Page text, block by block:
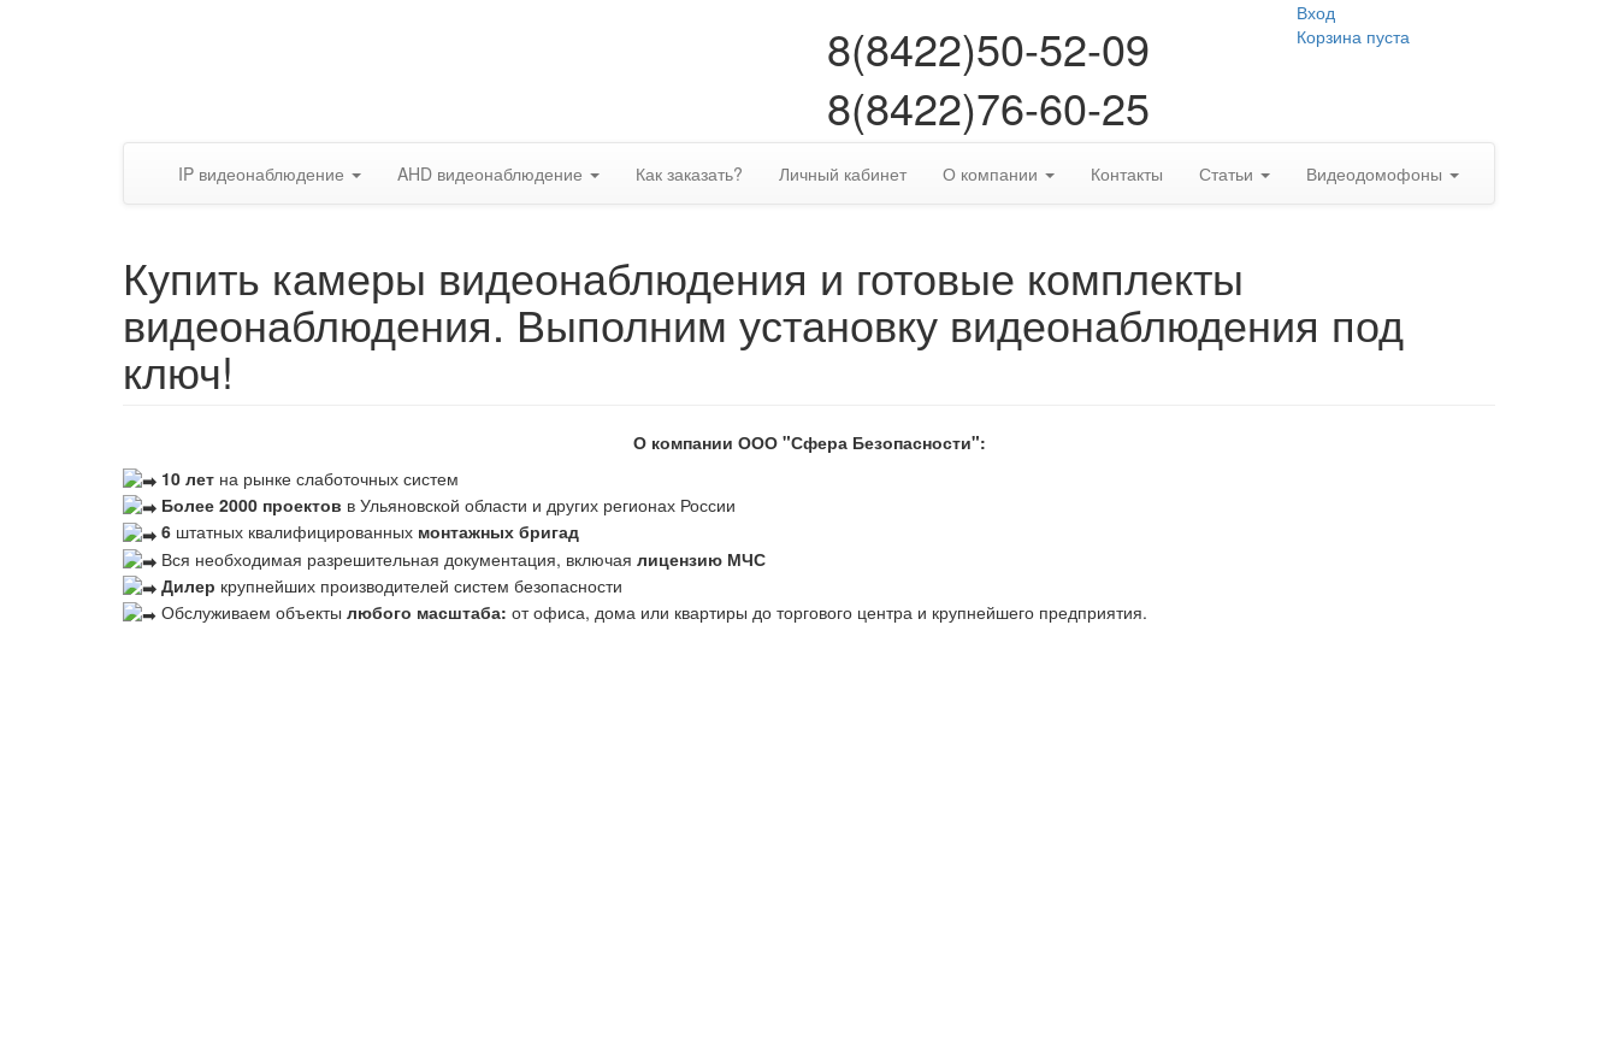
8(8422)50-52-09
8(8422)76-60-25
Вход
Корзина пуста
IP видеонаблюдение AHD видеонаблюдение Как заказать? Личный кабинет О компании Контакты Статьи Видеодомофоны
Купить камеры видеонаблюдения и готовые комплекты
видеонаблюдения. Выполним установку видеонаблюдения под
ключ!
О компании ООО "Сфера Безопасности":
10 лет на рынке слаботочных систем
Более 2000 проектов в Ульяновской области и других регионах России
6 штатных квалифицированных монтажных бригад
Вся необходимая разрешительная документация, включая лицензию МЧС
Дилер крупнейших производителей систем безопасности
Обслуживаем объекты любого масштаба: от офиса, дома или квартиры до торгового центра и крупнейшего предприятия.